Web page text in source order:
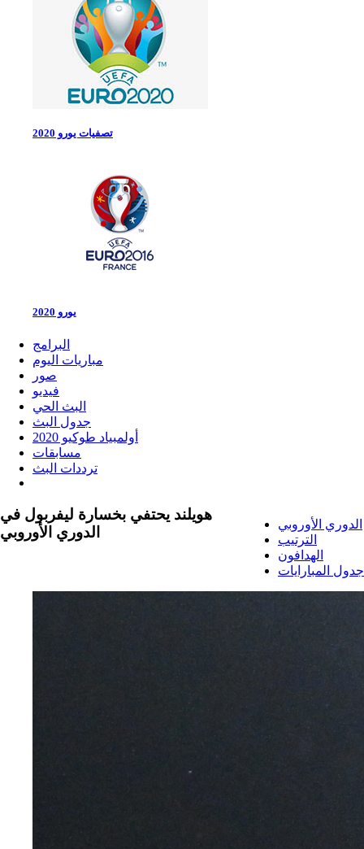
تصفيات يورو 2020
يورو 2020
البرامج
مباريات اليوم
صور
فيديو
البث الحي
جدول البث
أولمبياد طوكيو 2020
مسابقات
ترددات البث
الدوري الأوروبي
الترتيب
الهدافون
جدول المبارايات
هويلند يحتفي بخسارة ليفربول في
الدوري الأوروبي